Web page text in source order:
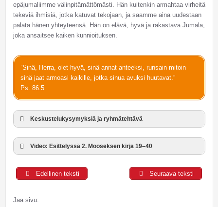
epäjumaliimme välinpitämättömästi. Hän kuitenkin armahtaa virheitä
tekeviä ihmisiä, jotka katuvat tekojaan, ja saamme aina uudestaan
palata hänen yhteyteensä. Hän on elävä, hyvä ja rakastava Jumala,
joka ansaitsee kaiken kunnioituksen.
”Sinä, Herra, olet hyvä, sinä annat anteeksi, runsain mitoin
sinä jaat armoasi kaikille, jotka sinua avuksi huutavat.”
Ps. 86:5
Keskustelukysymyksiä ja ryhmätehtävä
Video: Esittelyssä 2. Mooseksen kirja 19–40
Edellinen teksti Seuraava teksti
Jaa sivu: